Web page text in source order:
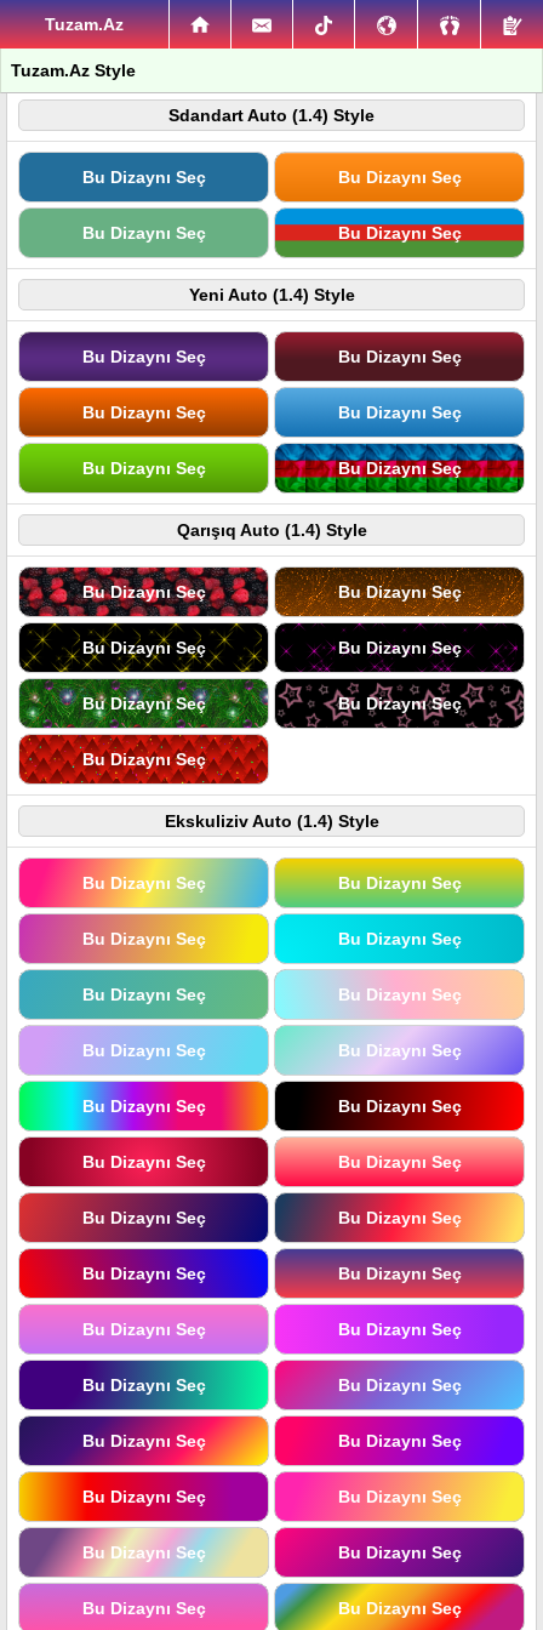
Tuzam.Az
Tuzam.Az Style
Sdandart Auto (1.4) Style
Bu Dizaynı Seç Bu Dizaynı Seç
Bu Dizaynı Seç Bu Dizaynı Seç
Yeni Auto (1.4) Style
Bu Dizaynı Seç Bu Dizaynı Seç
Bu Dizaynı Seç Bu Dizaynı Seç
Bu Dizaynı Seç Bu Dizaynı Seç
Qarışıq Auto (1.4) Style
Bu Dizaynı Seç Bu Dizaynı Seç
Bu Dizaynı Seç Bu Dizaynı Seç
Bu Dizaynı Seç Bu Dizaynı Seç
Bu Dizaynı Seç
Ekskuliziv Auto (1.4) Style
Bu Dizaynı Seç Bu Dizaynı Seç
Bu Dizaynı Seç Bu Dizaynı Seç
Bu Dizaynı Seç Bu Dizaynı Seç
Bu Dizaynı Seç Bu Dizaynı Seç
Bu Dizaynı Seç Bu Dizaynı Seç
Bu Dizaynı Seç Bu Dizaynı Seç
Bu Dizaynı Seç Bu Dizaynı Seç
Bu Dizaynı Seç Bu Dizaynı Seç
Bu Dizaynı Seç Bu Dizaynı Seç
Bu Dizaynı Seç Bu Dizaynı Seç
Bu Dizaynı Seç Bu Dizaynı Seç
Bu Dizaynı Seç Bu Dizaynı Seç
Bu Dizaynı Seç Bu Dizaynı Seç
Bu Dizaynı Seç Bu Dizaynı Seç